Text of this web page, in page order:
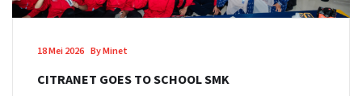
18 Mei 2026 By Minet
CITRANET GOES TO SCHOOL SMK